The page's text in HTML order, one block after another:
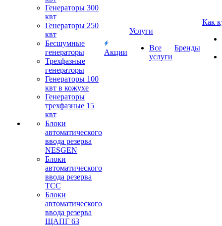
Генераторы 300
квт
Генераторы 250
квт
Бесшумные
генераторы
Трехфазные
генераторы
Генераторы 100
квт в кожухе
Генераторы
трехфазные 15
квт
Блоки
автоматического
ввода резерва
NESGEN
Блоки
автоматического
ввода резерва
ТСС
Блоки
автоматического
ввода резерва
ЩАПГ 63
Акции
Услуги
Все
услуги
Бренды
Как